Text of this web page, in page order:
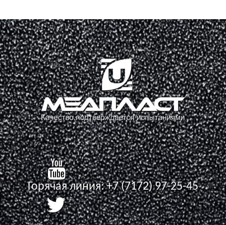
Горячая линия:+7 (7172) 97-25-45